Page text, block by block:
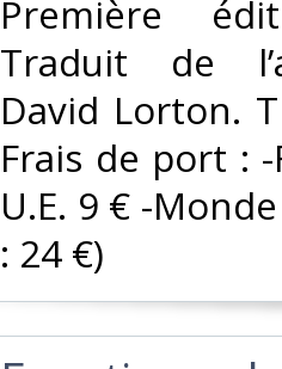
‎Première
Traduit de
David Lorton.
Frais de port :
U.E. 9 € -
: 24 €) ‎